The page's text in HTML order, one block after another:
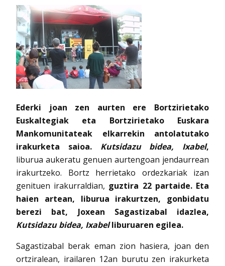
Ederki joan zen aurten ere Bortzirietako
Euskaltegiak eta Bortzirietako Euskara
Mankomunitateak elkarrekin antolatutako
irakurketa saioa. Kutsidazu bidea, Ixabel,
liburua aukeratu genuen aurtengoan jendaurrean
irakurtzeko. Bortz herrietako ordezkariak izan
genituen irakurraldian, guztira 22 partaide. Eta
haien artean, liburua irakurtzen, gonbidatu
berezi bat, Joxean Sagastizabal idazlea,
Kutsidazu bidea, Ixabelliburuaren egilea.
Sagastizabal berak eman zion hasiera, joan den
ortziralean, irailaren 12an burutu zen irakurketa